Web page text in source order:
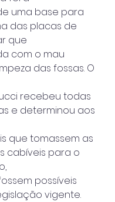
uma base para
das placas de
que
com o mau
das fossas. O
recebeu todas
e determinou aos
que tomassem as
cabíveis para o
possíveis
vigente.